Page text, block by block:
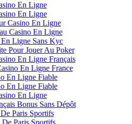
En Ligne
En Ligne
Casino En Ligne
Casino En Ligne
Ligne Sans Kyc
Pour Jouer Au Poker
En Ligne Français
En Ligne France
En Ligne Fiable
En Ligne Fiable
En Ligne
Bonus Sans Dépôt
Paris Sportifs
De Paris Sportifs